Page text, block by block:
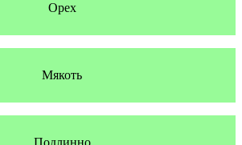
Орех
Мякоть